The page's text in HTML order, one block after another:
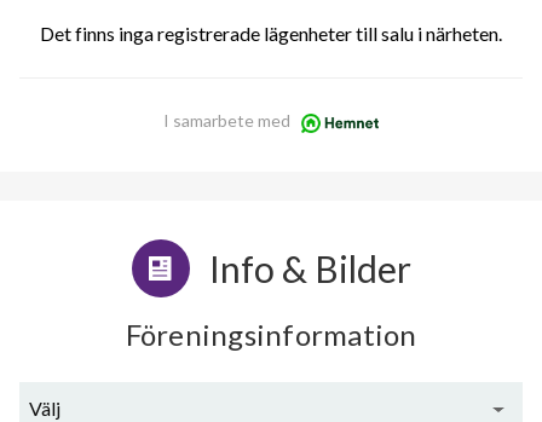
Det finns inga registrerade lägenheter till salu i närheten.
I samarbete med
Info & Bilder
Föreningsinformation
Välj